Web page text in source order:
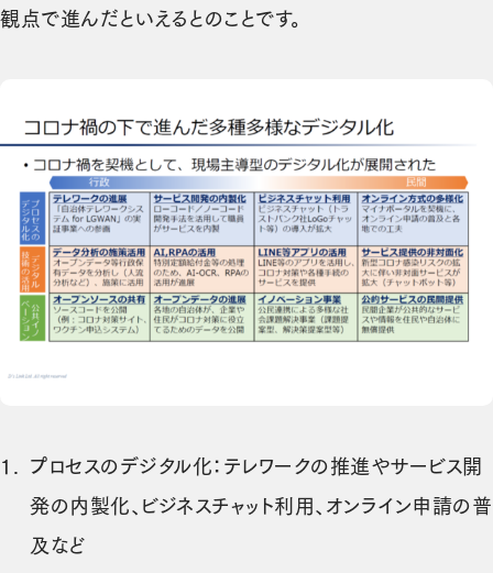
観点で進んだといえるとのことです。
プロセスのデジタル化：テレワークの推進やサービス開
発の内製化、ビジネスチャット利用、オンライン申請の普
及など